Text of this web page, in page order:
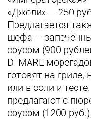
«Джоли» — 250
Предлагается
шефа —
соусом (900
DI MARE
готовят на
или в соли и
предлагают с
соусом (1200